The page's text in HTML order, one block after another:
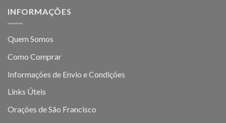
INFORMAÇÕES
Quem Somos
Como Comprar
Informações de Envio e Condições
Links Úteis
Orações de São Francisco